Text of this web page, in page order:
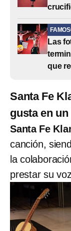
Las
que
Santa Fe
gusta en
Santa Fe
canción,
la
prestar su